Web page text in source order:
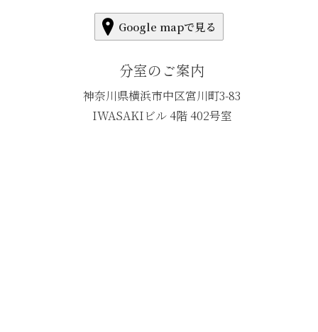
Google mapで見る
分室のご案内
神奈川県横浜市中区宮川町3-83
IWASAKIビル 4階 402号室